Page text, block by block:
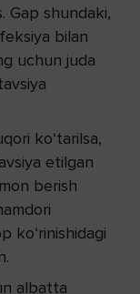
Gap shundaki,
bilan
uchun juda
ko‘tarilsa,
etilgan
berish
ko‘rinishidagi
albatta